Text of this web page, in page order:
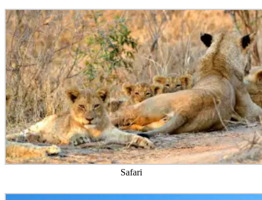
Safari